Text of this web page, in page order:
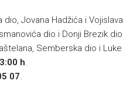
Jovana Hadžića i Vojislava
dio i Donji Brezik dio
Semberska dio i Luke
h.
07.